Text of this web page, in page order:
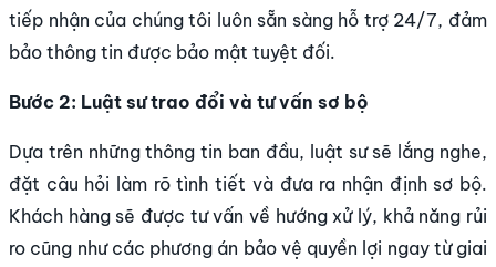
tiếp nhận của chúng tôi luôn sẵn sàng hỗ trợ 24/7, đảm
bảo thông tin được bảo mật tuyệt đối.
Bước 2: Luật sư trao đổi và tư vấn sơ bộ
Dựa trên những thông tin ban đầu, luật sư sẽ lắng nghe,
đặt câu hỏi làm rõ tình tiết và đưa ra nhận định sơ bộ.
Khách hàng sẽ được tư vấn về hướng xử lý, khả năng rủi
ro cũng như các phương án bảo vệ quyền lợi ngay từ giai